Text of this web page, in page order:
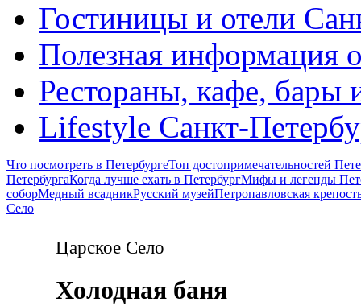
Гостиницы и отели
Полезная информация
Рестораны, кафе, бары
Lifestyle Санкт-
Что посмотреть в ПетербургеТоп достопримечательностей
ПетербургаКогда лучше ехать в ПетербургМифы и легенды
соборМедный всадникРусский музейПетропавловская
Село
Царское Село
Холодная баня